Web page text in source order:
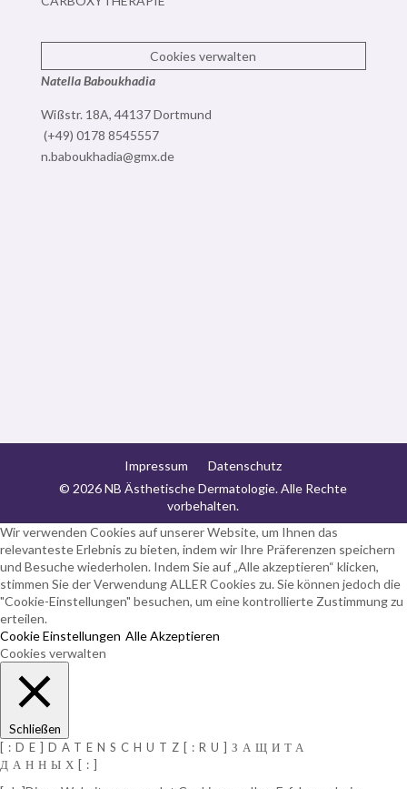
Cookies verwalten
Natella Baboukhadia
Wißstr. 18A, 44137 Dortmund
(+49) 0178 8545557
n.baboukhadia@gmx.de
Impressum
Datenschutz
© 2026NB Ästhetische Dermatologie. Alle Rechte
vorbehalten.
Wir verwenden Cookies auf unserer Website, um Ihnen das
relevanteste Erlebnis zu bieten, indem wir Ihre Präferenzen speichern
und Besuche wiederholen. Indem Sie auf „Alle akzeptieren“ klicken,
stimmen Sie der Verwendung ALLER Cookies zu. Sie können jedoch die
"Cookie-Einstellungen" besuchen, um eine kontrollierte Zustimmung zu
erteilen.
Cookie Einstellungen Alle Akzeptieren
Cookies verwalten
Schließen
[:DE]DATENSCHUTZ[:RU]ЗАЩИТА
ДАННЫХ[:]